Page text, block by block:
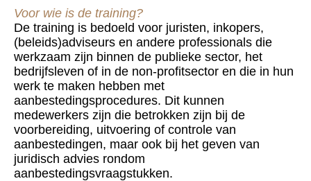
Voor wie is de training?
De training is bedoeld voor juristen, inkopers,
(beleids)adviseurs en andere professionals die
werkzaam zijn binnen de publieke sector, het
bedrijfsleven of in de non-profitsector en die in hun
werk te maken hebben met
aanbestedingsprocedures. Dit kunnen
medewerkers zijn die betrokken zijn bij de
voorbereiding, uitvoering of controle van
aanbestedingen, maar ook bij het geven van
juridisch advies rondom
aanbestedingsvraagstukken.